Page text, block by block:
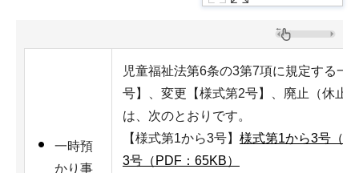
一時預
かり事
児童福祉法第6条の3第7項に規定する一
号】、変更【様式第2号】、廃止（休止
は、次のとおりです。
【様式第1から3号】 様式第1から3号（
3号（PDF：65KB）